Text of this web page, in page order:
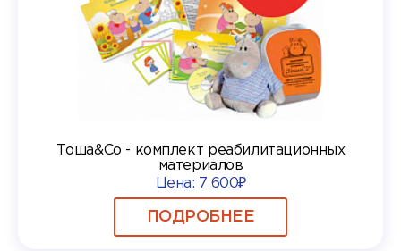
Тоша&Co - комплект реабилитационных
материалов
Цена: 7 600₽
ПОДРОБНЕЕ